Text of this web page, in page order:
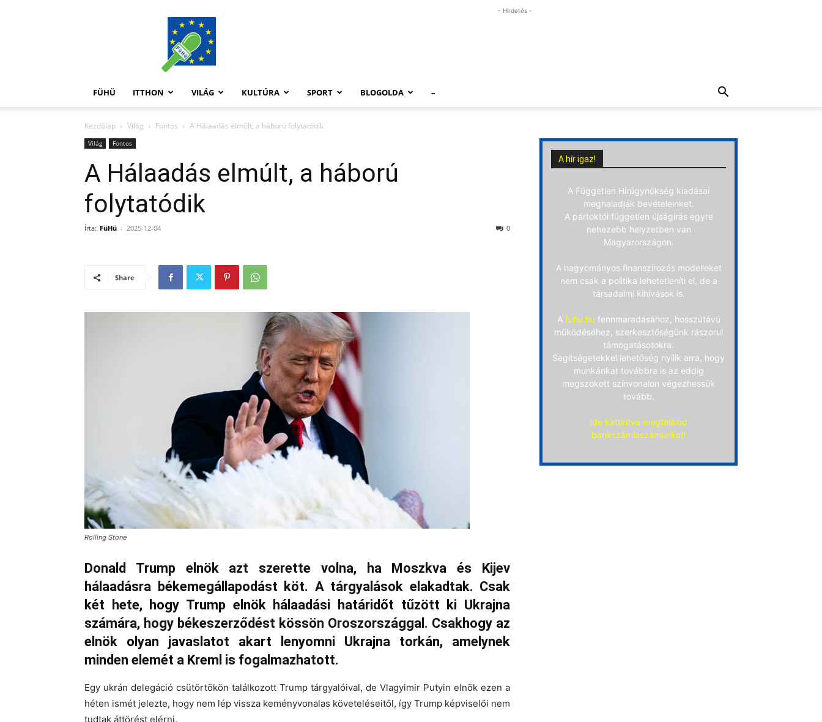
FüHü
- Hirdetés -
FÜHÜ ITTHON VILÁG KULTÚRA SPORT BLOGOLDA –
Kezdőlap Világ Fontos A Hálaadás elmúlt, a háború folytatódik
Világ Fontos
A Hálaadás elmúlt, a háború
folytatódik
Írta: FüHü - 2025-12-04 0
Share
Rolling Stone
Donald Trump elnök azt szerette volna, ha Moszkva és Kijev
hálaadásra békemegállapodást köt. A tárgyalások elakadtak. Csak
két hete, hogy Trump elnök hálaadási határidőt tűzött ki Ukrajna
számára, hogy békeszerződést kössön Oroszországgal. Csakhogy az
elnök olyan javaslatot akart lenyomni Ukrajna torkán, amelynek
minden elemét a Kreml is fogalmazhatott.
Egy ukrán delegáció csütörtökön találkozott Trump tárgyalóival, de Vlagyimir Putyin elnök ezen a
héten ismét jelezte, hogy nem lép vissza keményvonalas követeléseitől, így Trump képviselői nem
tudtak áttörést elérni.
A hír igaz!
A Független Hírügynökség kiadásai
meghaladják bevételeinket.
A pártoktól független újságírás egyre
nehezebb helyzetben van
Magyarországon.
A hagyományos finanszírozás modelleket
nem csak a politika lehetetleníti el, de a
társadalmi kihívások is.
A fuhu.hu fennmaradásához, hosszútávú
működéséhez, szerkesztőségünk rászorul
támogatásotokra.
Segítségetekkel lehetőség nyílik arra, hogy
munkánkat továbbra is az eddig
megszokott színvonalon végezhessük
tovább.
Ide kattintva megtalálod
bankszámlaszámunkat!